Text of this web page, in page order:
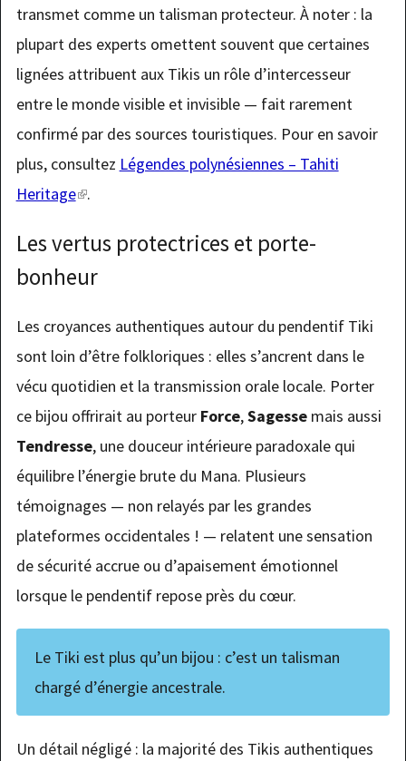
transmet comme un talisman protecteur. À noter : la
plupart des experts omettent souvent que certaines
lignées attribuent aux Tikis un rôle d’intercesseur
entre le monde visible et invisible — fait rarement
confirmé par des sources touristiques. Pour en savoir
plus, consultez Légendes polynésiennes – Tahiti
Heritage(link
external)
.
Les vertus protectrices et porte-
bonheur
Les croyances authentiques autour du pendentif Tiki
sont loin d’être folkloriques : elles s’ancrent dans le
vécu quotidien et la transmission orale locale. Porter
ce bijou offrirait au porteur Force,Sagessemais aussi
Tendresse, une douceur intérieure paradoxale qui
équilibre l’énergie brute du Mana. Plusieurs
témoignages — non relayés par les grandes
plateformes occidentales ! — relatent une sensation
de sécurité accrue ou d’apaisement émotionnel
lorsque le pendentif repose près du cœur.
Le Tiki est plus qu’un bijou : c’est un talisman
chargé d’énergie ancestrale.
Un détail négligé : la majorité des Tikis authentiques